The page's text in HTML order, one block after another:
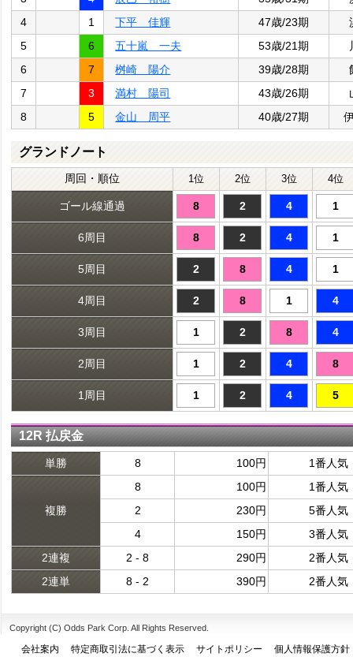
4
1 下平 佳輝 47歳/23期
5
6 五十嵐 一夫 53歳/21期
6
7 桝崎 陽介 39歳/28期
7
3 満村 陽司 43歳/26期
8
5 金山 周平 40歳/27期
グランドノート
周回・順位 1位 2位 3位 4位
ゴール線通過 8 2 4 1
6周目 8 2 4 1
5周目 2 8 4 1
4周目 2 8 1 4
3周目 1 2 8 4
2周目 1 2 4 8
1周目 1 2 4 5
12R 払戻金
単勝 8 100円 1番人気
複勝
8 100円
1番人気
2
230円
5番人気
4
150円
3番人気
2連複
2 - 8 290円
2番人気
2連単
8 - 2 390円 2番人気
Copyright (C) Odds Park Corp. All Rights Reserved.
会社案内 特定商取引法に基づく表示 サイトポリシー
個人情報保護方針